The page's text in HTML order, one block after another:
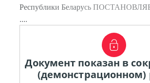
Республики Беларусь
....
Документ показан в